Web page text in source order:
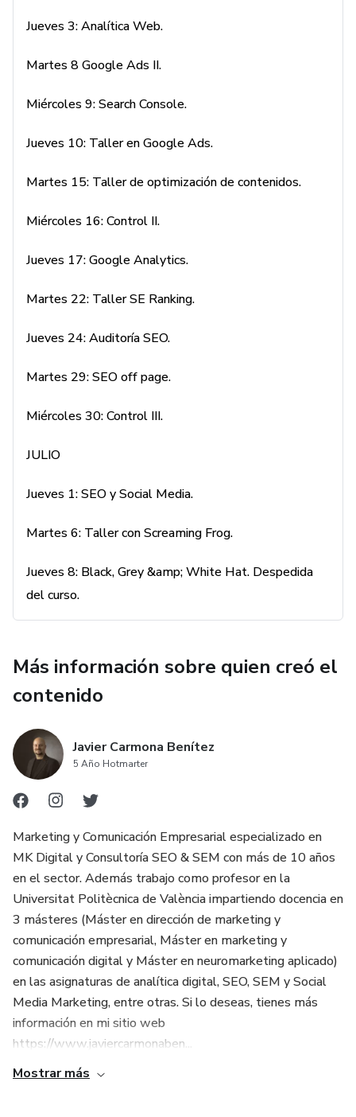
Jueves 3: Analítica Web.
Martes 8 Google Ads II.
Miércoles 9: Search Console.
Jueves 10: Taller en Google Ads.
Martes 15: Taller de optimización de contenidos.
Miércoles 16: Control II.
Jueves 17: Google Analytics.
Martes 22: Taller SE Ranking.
Jueves 24: Auditoría SEO.
Martes 29: SEO off page.
Miércoles 30: Control III.
JULIO
Jueves 1: SEO y Social Media.
Martes 6: Taller con Screaming Frog.
Jueves 8: Black, Grey &amp; White Hat. Despedida
del curso.
Más información sobre quien creó el
contenido
Javier Carmona Benítez
5 Año Hotmarter
Marketing y Comunicación Empresarial especializado en
MK Digital y Consultoría SEO & SEM con más de 10 años
en el sector. Además trabajo como profesor en la
Universitat Politècnica de València impartiendo docencia en
3 másteres (Máster en dirección de marketing y
comunicación empresarial, Máster en marketing y
comunicación digital y Máster en neuromarketing aplicado)
en las asignaturas de analítica digital, SEO, SEM y Social
Media Marketing, entre otras. Si lo deseas, tienes más
información en mi sitio web
https://www.javiercarmonaben...
Mostrar más